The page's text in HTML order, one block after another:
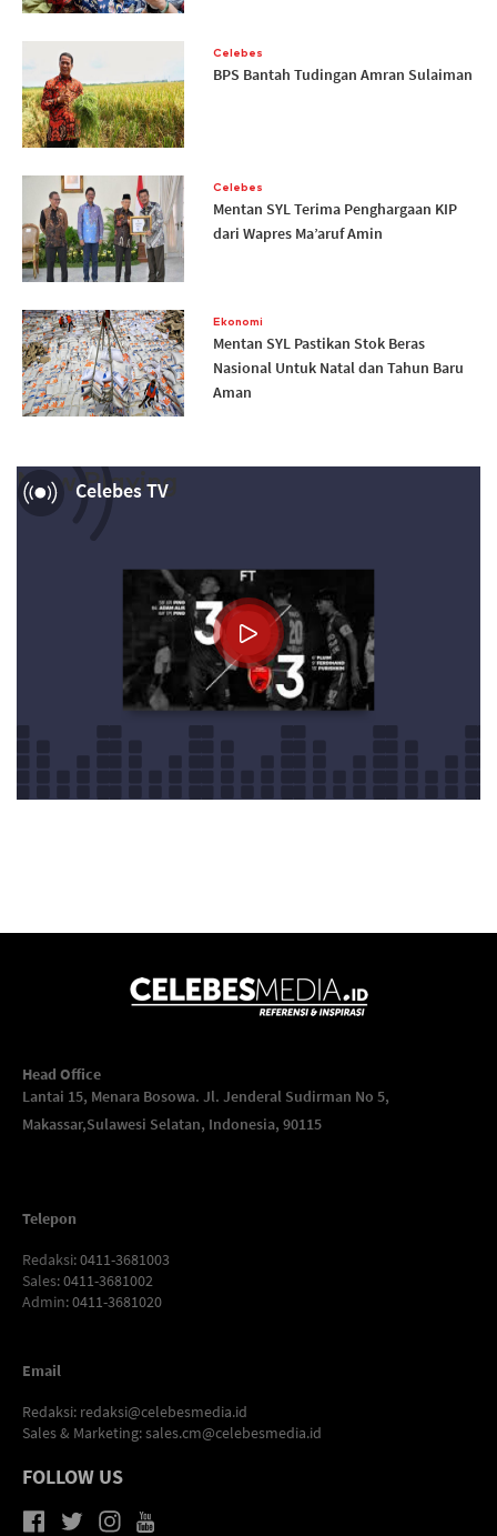
Celebes
BPS Bantah Tudingan Amran Sulaiman
Celebes
Mentan SYL Terima Penghargaan KIP
dari Wapres Ma’aruf Amin
Ekonomi
Mentan SYL Pastikan Stok Beras
Nasional Untuk Natal dan Tahun Baru
Aman
Celebes TV
Now Playing
Head Office
Lantai 15, Menara Bosowa. Jl. Jenderal Sudirman No 5,
Makassar,Sulawesi Selatan, Indonesia, 90115
Telepon
Redaksi: 0411-3681003
Sales: 0411-3681002
Admin: 0411-3681020
Email
Redaksi: redaksi@celebesmedia.id
Sales & Marketing:sales.cm@celebesmedia.id
FOLLOW US